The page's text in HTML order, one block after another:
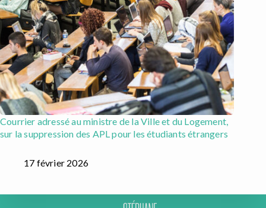
Courrier adressé au ministre de la Ville et du Logement,
sur la suppression des APL pour les étudiants étrangers
17 février 2026